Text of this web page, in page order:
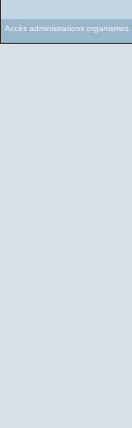
Accès administrations organismes :